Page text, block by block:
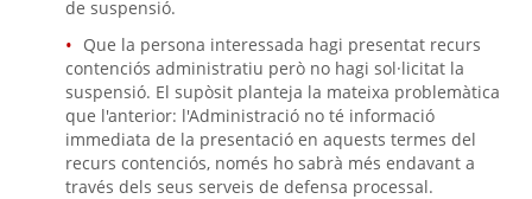
de suspensió.
Que la persona interessada hagi presentat recurs
contenciós administratiu però no hagi sol·licitat la
suspensió. El supòsit planteja la mateixa problemàtica
que l'anterior: l'Administració no té informació
immediata de la presentació en aquests termes del
recurs contenciós, només ho sabrà més endavant a
través dels seus serveis de defensa processal.